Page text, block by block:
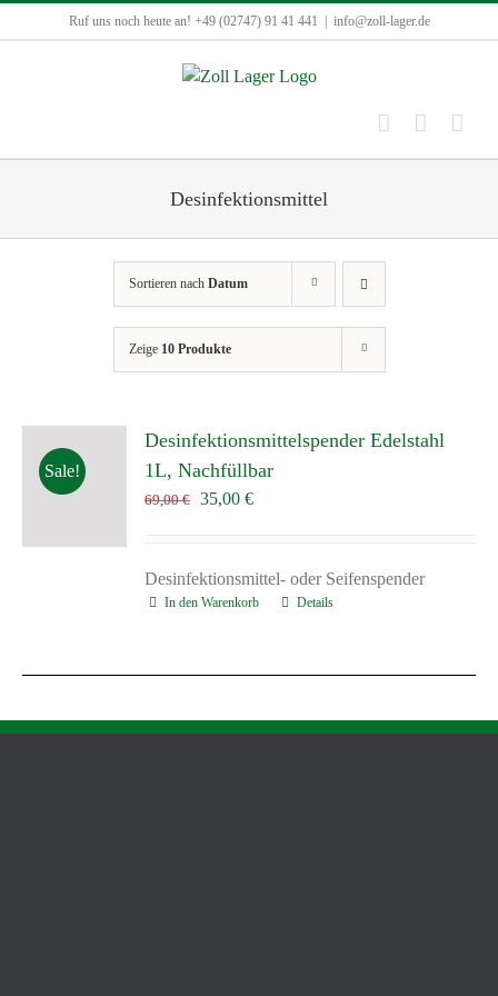
Inhalt
Ruf uns noch heute an! +49 (02747) 91 41 441 info@zoll-lager.de
Desinfektionsmittel
Sortieren nach Datum
Zeige 10 Produkte
Sale!
Desinfektionsmittelspender Edelstahl
1L, Nachfüllbar
69,00€
Ursprünglicher
69,00 €
35,00€Aktueller
35,00 €.
Desinfektionsmittel- oder Seifenspender
In den Warenkorb Details